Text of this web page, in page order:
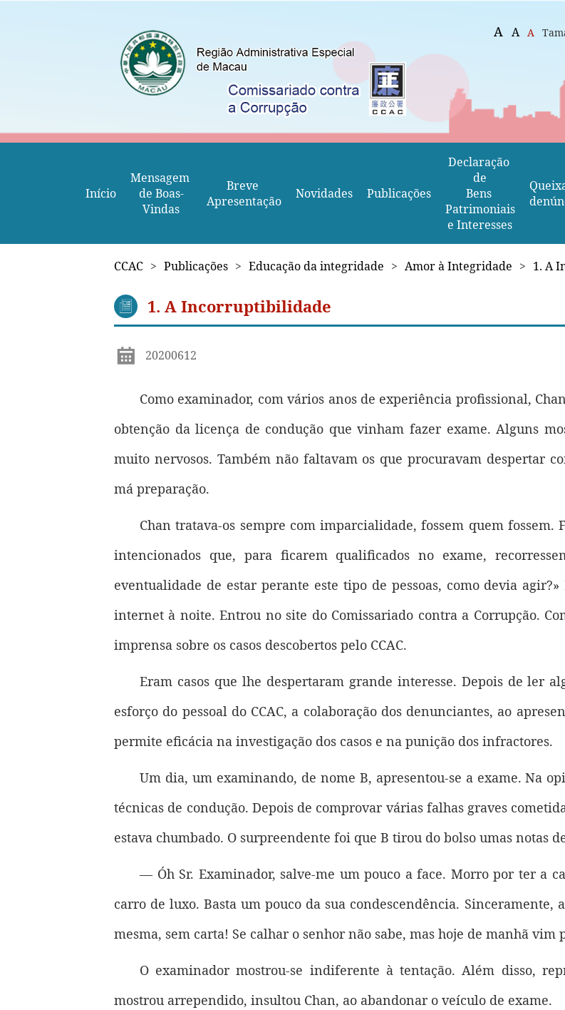
A A A
Início
Mensagem
de Boas-
Vindas
Breve
Apresentação
Novidades Publicações
Declaração
de
Bens
Patrimoniais
e Interesses
CCAC > Publicações > Educação da integridade > Amor à Integridade > 1. A
1. A Incorruptibilidade
20200612
Como examinador, com vários anos de experiência profissional,
obtenção da licença de condução que vinham fazer exame. Alguns
muito nervosos. Também não faltavam os que procuravam despertar
má preparação.
Chan tratava-os sempre com imparcialidade, fossem quem
intencionados que, para ficarem qualificados no exame,
eventualidade de estar perante este tipo de pessoas, como devia
internet à noite. Entrou no site do Comissariado contra a Corrupção.
imprensa sobre os casos descobertos pelo CCAC.
Eram casos que lhe despertaram grande interesse. Depois de ler
esforço do pessoal do CCAC, a colaboração dos denunciantes, ao
permite eficácia na investigação dos casos e na punição dos infractores.
Um dia, um examinando, de nome B, apresentou-se a exame. Na
técnicas de condução. Depois de comprovar várias falhas graves
estava chumbado. O surpreendente foi que B tirou do bolso umas notas
— Óh Sr. Examinador, salve-me um pouco a face. Morro por ter a
carro de luxo. Basta um pouco da sua condescendência.
mesma, sem carta! Se calhar o senhor não sabe, mas hoje de manhã vim
O examinador mostrou-se indiferente à tentação. Além disso,
mostrou arrependido, insultou Chan, ao abandonar o veículo de exame.